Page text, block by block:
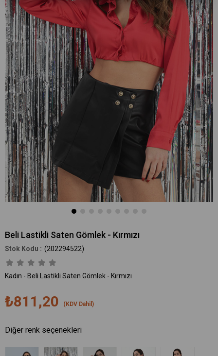
Beli Lastikli Saten Gömlek - Kırmızı
(202294522)
Kadın - Beli Lastikli Saten Gömlek - Kırmızı
₺811,20 (KDV Dahil)
Diğer renk seçenekleri